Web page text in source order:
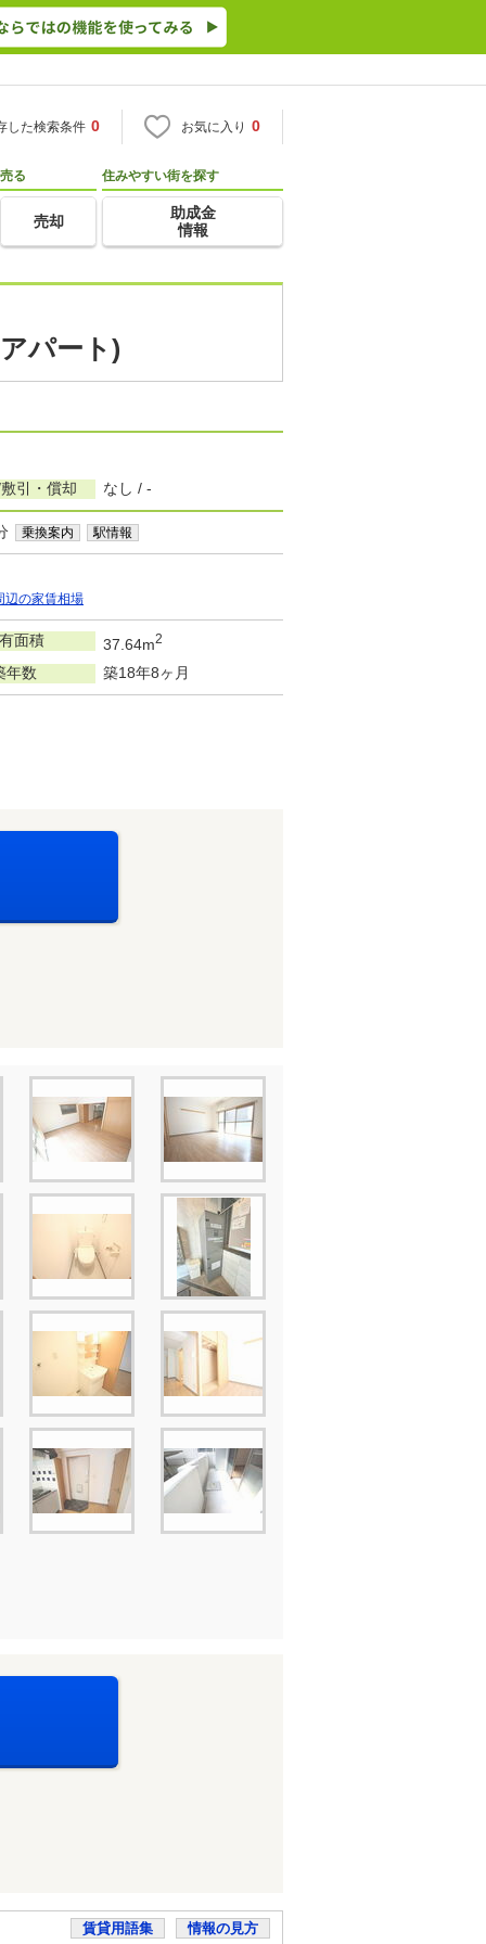
した検索条件 0 お気に入り 0
売る
売却
住みやすい街を探す
助成金
情報
パート)
引・償却 なし / -
乗換案内 駅情報
辺の家賃相場
面積 37.64m2
年数 築18年8ヶ月
賃貸用語集 情報の見方